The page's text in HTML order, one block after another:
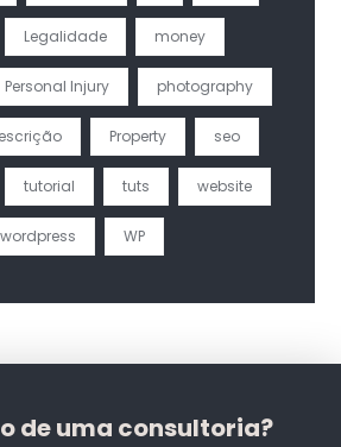
Legalidade money
Personal Injury photography
Property seo
tutorial tuts website
wordpress WP
de uma consultoria?